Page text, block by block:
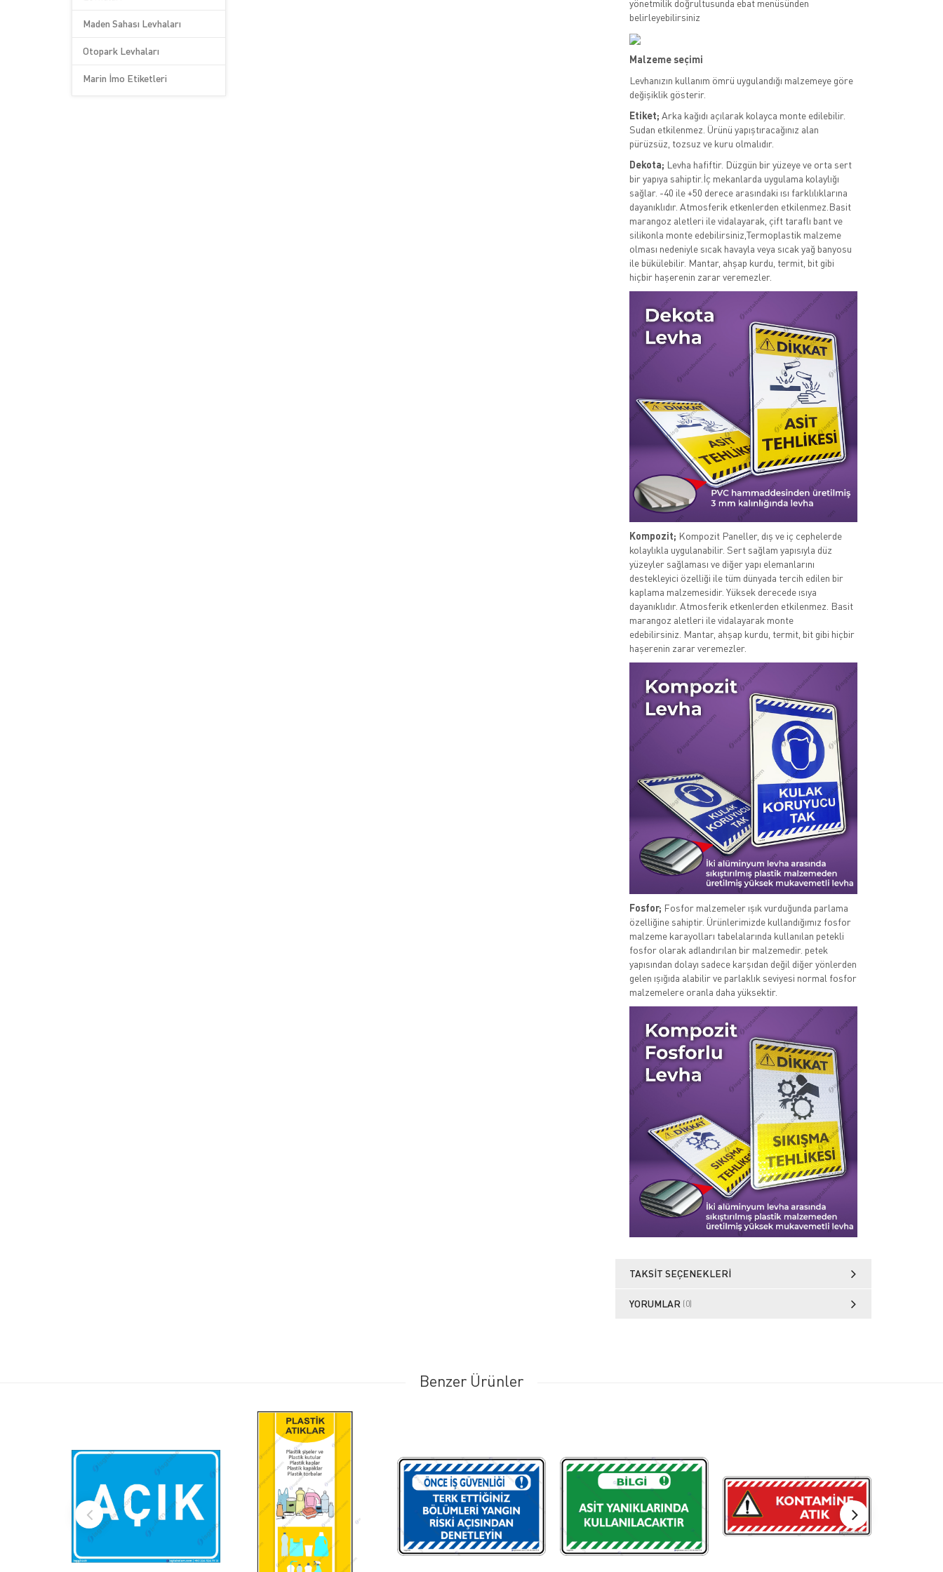
Maden Sahası Levhaları
Otopark Levhaları
Marin İmo Etiketleri
yönetmilik doğrultusunda ebat menüsünden
belirleyebilirsiniz
Malzeme seçimi
Levhanızın kullanım ömrü uygulandığı malzemeye göre
değişiklik gösterir.
Etiket; Arka kağıdı açılarak kolayca monte edilebilir.
Sudan etkilenmez. Ürünü yapıştıracağınız alan
pürüzsüz, tozsuz ve kuru olmalıdır.
Dekota; Levha hafiftir. Düzgün bir yüzeye ve orta sert
bir yapıya sahiptir.İç mekanlarda uygulama kolaylığı
sağlar. -40 ile +50 derece arasındaki ısı farklılıklarına
dayanıklıdır. Atmosferik etkenlerden etkilenmez.Basit
marangoz aletleri ile vidalayarak, çift taraflı bant ve
silikonla monte edebilirsiniz,Termoplastik malzeme
olması nedeniyle sıcak havayla veya sıcak yağ banyosu
ile bükülebilir. Mantar, ahşap kurdu, termit, bit gibi
hiçbir haşerenin zarar veremezler.
Kompozit; Kompozit Paneller, dış ve iç cephelerde
kolaylıkla uygulanabilir. Sert sağlam yapısıyla düz
yüzeyler sağlaması ve diğer yapı elemanlarını
destekleyici özelliği ile tüm dünyada tercih edilen bir
kaplama malzemesidir. Yüksek derecede ısıya
dayanıklıdır. Atmosferik etkenlerden etkilenmez. Basit
marangoz aletleri ile vidalayarak monte
edebilirsiniz. Mantar, ahşap kurdu, termit, bit gibi hiçbir
haşerenin zarar veremezler.
Fosfor; Fosfor malzemeler ışık vurduğunda parlama
özelliğine sahiptir. Ürünlerimizde kullandığımız fosfor
malzeme karayolları tabelalarında kullanılan petekli
fosfor olarak adlandırılan bir malzemedir. petek
yapısından dolayı sadece karşıdan değil diğer yönlerden
gelen ışığıda alabilir ve parlaklık seviyesi normal fosfor
malzemelere oranla daha yüksektir.
TAKSIT SEÇENEKLERI
YORUMLAR (0)
Benzer Ürünler